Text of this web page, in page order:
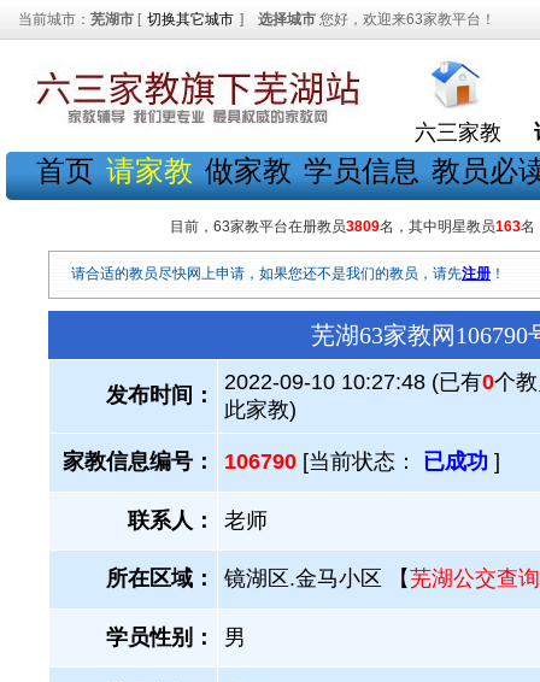
当前城市： 芜湖市 [ 切换其它城市 ] 选择城市 您好，欢迎来63家教平台！
六三家教
首页 请家教 做家教 学员信息 教员必
目前，63家教平台在册教员3809名，其中明星教员163名
请合适的教员尽快网上申请，如果您还不是我们的教员，请先注册 ！
芜湖63家教网
发布时间：
2022-09-10 10:27:48 (已有0个
此家教)
家教信息编号： 106790 [当前状态： 已成功 ]
联系人： 老师
所在区域： 镜湖区.金马小区 【芜湖公交查询
学员性别： 男